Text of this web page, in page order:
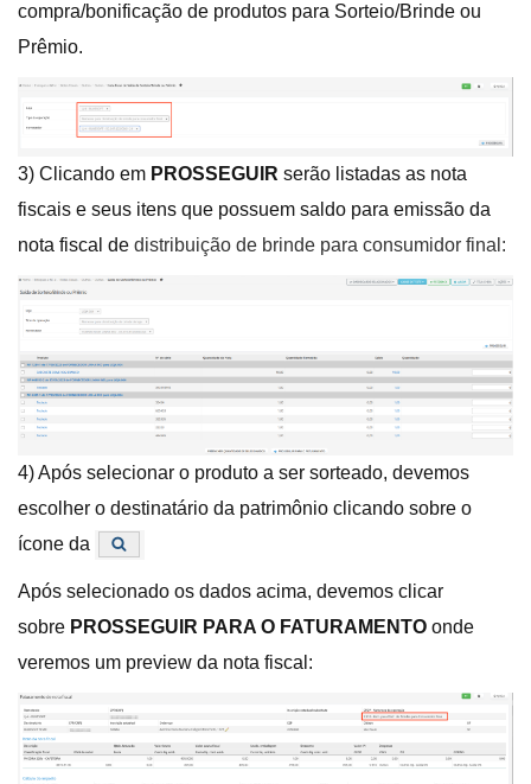
compra/bonificação de produtos para Sorteio/Brinde ou
Prêmio.
3) Clicando em PROSSEGUIR serão listadas as nota
fiscais e seus itens que possuem saldo para emissão da
nota fiscal de distribuição de brinde para consumidor final:
4) Após selecionar o produto a ser sorteado, devemos
escolher o destinatário da patrimônio clicando sobre o
ícone da
Após selecionado os dados acima, devemos clicar
sobre PROSSEGUIR PARA O FATURAMENTO onde
veremos um preview da nota fiscal: